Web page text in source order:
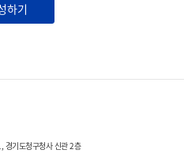
하기
경기도청구청사 신관 2층